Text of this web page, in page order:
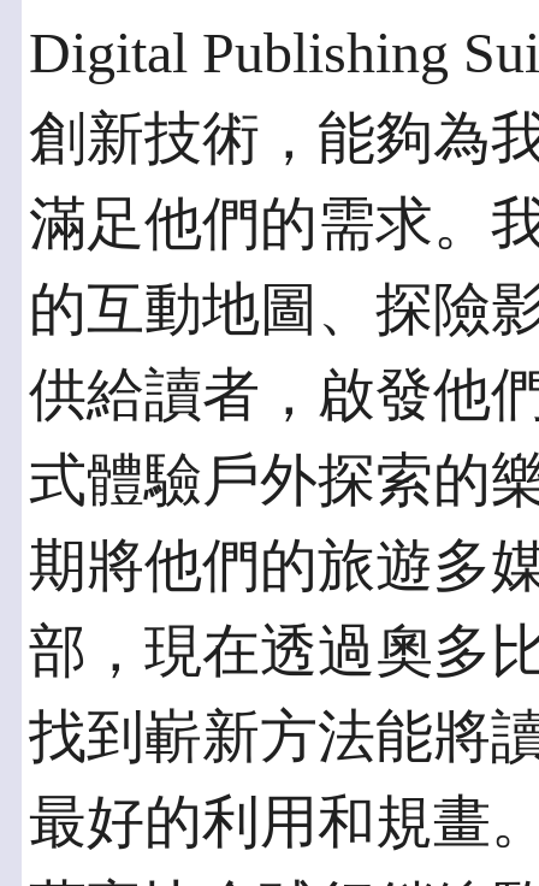
Digital Publishing
創新技術，能夠為
滿足他們的需求。
的互動地圖、探險
供給讀者，啟發他
式體驗戶外探索的
期將他們的旅遊多
部，現在透過奧多
找到嶄新方法能將
最好的利用和規畫